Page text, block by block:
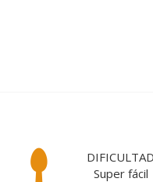
DIFICULTAD
Super fácil